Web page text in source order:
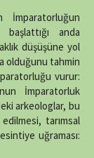
başlattığı anda
düşüşüne yol
olduğunu tahmin
vurur:
İmparatorluk
arkeologlar, bu
tarımsal
uğraması: